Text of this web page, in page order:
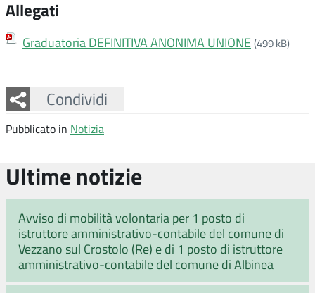
Allegati
Graduatoria DEFINITIVA ANONIMA UNIONE (499 kB)
Condividi
Facebook
Twitter
Whatsapp
Pubblicato in Notizia
Ultime notizie
Avviso di mobilità volontaria per 1 posto di
istruttore amministrativo-contabile del comune di
Vezzano sul Crostolo (Re) e di 1 posto di istruttore
amministrativo-contabile del comune di Albinea